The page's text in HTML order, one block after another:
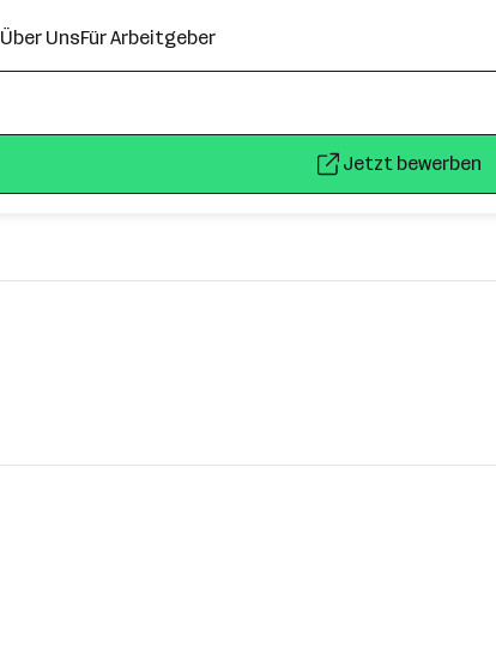
Über UnsFür Arbeitgeber
Jetzt bewerben